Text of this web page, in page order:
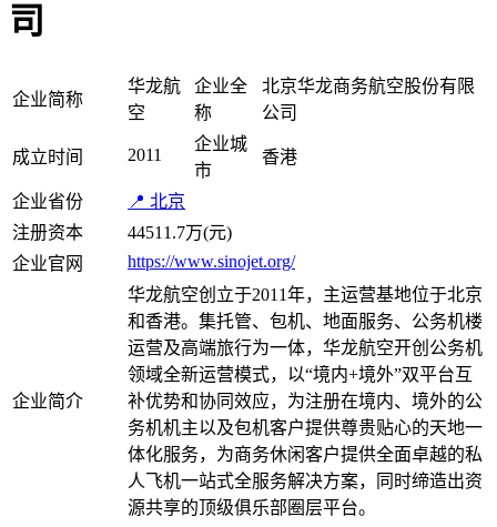
司
企业简称
华龙航
空
企业全
称
北京华龙商务航空股份有限
公司
成立时间 2011
企业城
市
香港
企业省份
📍 北京
注册资本
44511.7万(元)
企业官网
https://www.sinojet.org/
企业简介
华龙航空创立于2011年，主运营基地位于北京
和香港。集托管、包机、地面服务、公务机楼
运营及高端旅行为一体，华龙航空开创公务机
领域全新运营模式，以“境内+境外”双平台互
补优势和协同效应，为注册在境内、境外的公
务机机主以及包机客户提供尊贵贴心的天地一
体化服务，为商务休闲客户提供全面卓越的私
人飞机一站式全服务解决方案，同时缔造出资
源共享的顶级俱乐部圈层平台。